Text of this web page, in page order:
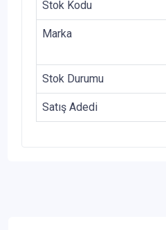
Stok Kodu
Marka
Stok Durumu
Satış Adedi